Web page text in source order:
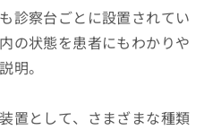
診察台ごとに設置されてい
の状態を患者にもわかりや
明。
置として、さまざまな種類